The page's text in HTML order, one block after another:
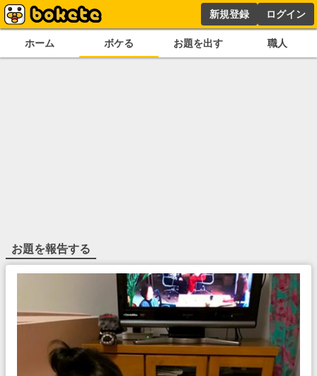
新規登録 ログイン
ホーム ボケる お題を出す 職人
お題を報告する